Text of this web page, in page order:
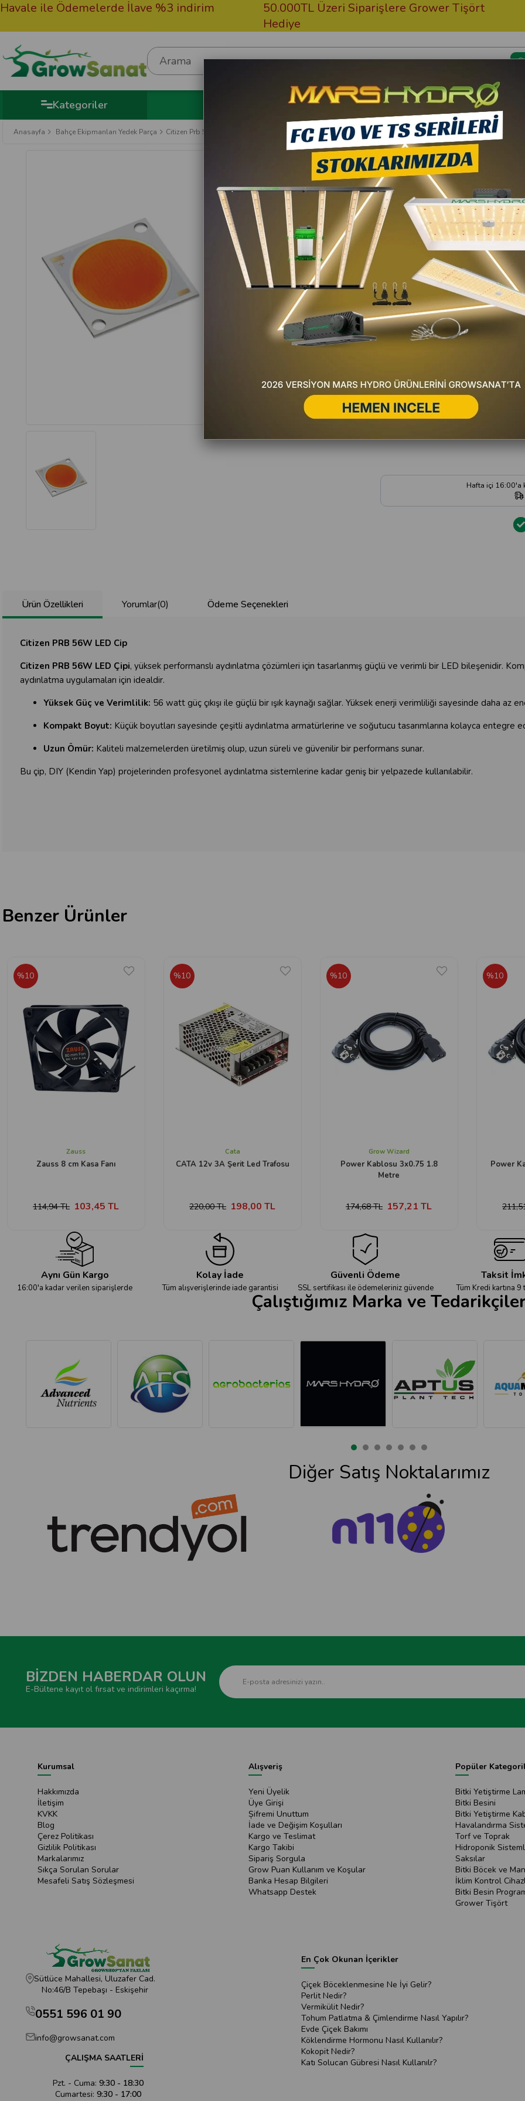
ile Ödemelerde İlave %3 indirim
50.000TL Üzeri Siparişlere Grower Tişört
Hediye
Kategoriler Kargom Nerede? Bitki
Anasayfa Bahçe Ekipmanları Yedek Parça Citizen Prb 56 W Çip
Citizen
Citizen Prb 56 W Çip
10
996,82 TL
897,14 TL (KDV
Fiyat Düşünce Haber Ver
Gelince Haber Ver
Hafta içi 16:00'a
Ürün Özellikleri Yorumlar(0) Ödeme Seçenekleri
Citizen PRB 56W LED Cip
Citizen PRB 56W LED Çipi, yüksek performanslı aydınlatma çözümleri için tasarlanmış güçlü ve verimli bir LED bileşenidir.
aydınlatma uygulamaları için idealdir.
Yüksek Güç ve Verimlilik: 56 watt güç çıkışı ile güçlü bir ışık kaynağı sağlar. Yüksek enerji verimliliği sayesinde daha
Kompakt Boyut: Küçük boyutları sayesinde çeşitli aydınlatma armatürlerine ve soğutucu tasarımlarına kolayca entegre
Uzun Ömür: Kaliteli malzemelerden üretilmiş olup, uzun süreli ve güvenilir bir performans sunar.
Bu çip, DIY (Kendin Yap) projelerinden profesyonel aydınlatma sistemlerine kadar geniş bir yelpazede kullanılabilir.
Benzer Ürünler
Zauss
Zauss 8 cm Kasa Fanı
103,45 TL
114,94 TL
%10
Cata
CATA 12v 3A Şerit Led Trafosu
198,00 TL
220,00 TL
%10
Grow Wizard
Power Kablosu 3x0.75 1.8
Metre
157,21 TL
174,68 TL
%10
Power
%10
Aynı Gün Kargo
16:00'a kadar verilen siparişlerde
Kolay İade
Tüm alışverişlerinde iade garantisi
Güvenli Ödeme
SSL sertifikası ile ödemeleriniz güvende
Taksit
Tüm Kredi kartına 9
Çalıştığımız Marka ve
Diğer Satış Noktalarımız
BİZDEN HABERDAR OLUN
E-Bültene kayıt ol fırsat ve indirimleri kaçırma!
Kurumsal
Hakkımızda
İletişim
KVKK
Blog
Çerez Politikası
Gizlilik Politikası
Markalarımız
Sıkça Sorulan Sorular
Mesafeli Satış Sözleşmesi
Alışveriş
Yeni Üyelik
Üye Girişi
Șifremi Unuttum
İade ve Değişim Koşulları
Kargo ve Teslimat
Kargo Takibi
Sipariş Sorgula
Grow Puan Kullanım ve Koşular
Banka Hesap Bilgileri
Whatsapp Destek
Popüler
Bitki Yetiştirme
Bitki Besini
Bitki Yetiştirme
Havalandırma
Torf ve Toprak
Hidroponik
Saksılar
Bitki Böcek ve
İklim Kontrol
Bitki Besin
Grower Tişört
Sütlüce Mahallesi, Uluzafer Cad.
No:46/B Tepebaşı - Eskişehir
0551 596 01 90
info@growsanat.com
ÇALIŞMA SAATLERİ
Pzt. - Cuma: 9:30 - 18:30
Cumartesi: 9:30 - 17:00
En Çok Okunan İçerikler
Çiçek Böceklenmesine Ne İyi Gelir?
Perlit Nedir?
Vermikülit Nedir?
Tohum Patlatma & Çimlendirme Nasıl Yapılır?
Evde Çiçek Bakımı
Köklendirme Hormonu Nasıl Kullanılır?
Kokopit Nedir?
Katı Solucan Gübresi Nasıl Kullanılr?